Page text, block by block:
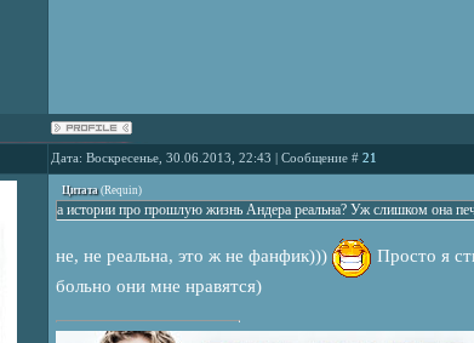
Дата: Воскресенье, 30.06.2013, 22:43 | Сообщение # 21
Цитата(Requin)
а истории про прошлую жизнь Андера реальна? Уж слишком она
не, не реальна, это ж не фанфик)))
Просто я
больно они мне нравятся)